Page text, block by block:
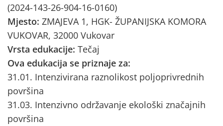
(2024-143-26-904-16-0160)
Mjesto: ZMAJEVA 1, HGK- ŽUPANIJSKA KOMORA
VUKOVAR, 32000 Vukovar
Vrsta edukacije: Tečaj
Ova edukacija se priznaje za:
31.01. Intenzivirana raznolikost poljoprivrednih
površina
31.03. Intenzivno održavanje ekološki značajnih
površina